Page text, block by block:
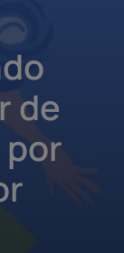
de